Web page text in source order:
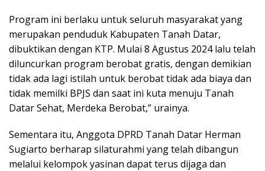
Program ini berlaku untuk seluruh masyarakat yang
merupakan penduduk Kabupaten Tanah Datar,
dibuktikan dengan KTP. Mulai 8 Agustus 2024 lalu telah
diluncurkan program berobat gratis, dengan demikian
tidak ada lagi istilah untuk berobat tidak ada biaya dan
tidak memilki BPJS dan saat ini kuta menuju Tanah
Datar Sehat, Merdeka Berobat,” urainya.
Sementara itu, Anggota DPRD Tanah Datar Herman
Sugiarto berharap silaturahmi yang telah dibangun
melalui kelompok yasinan dapat terus dijaga dan